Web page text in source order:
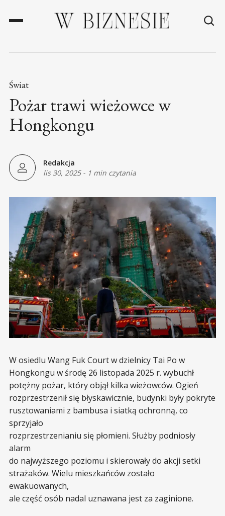
Świat
Pożar trawi wieżowce w
Hongkongu
Redakcja
lis 30, 2025- 1 min czytania
W osiedlu Wang Fuk Court w dzielnicy Tai Po w
Hongkongu w środę 26 listopada 2025 r. wybuchł
potężny pożar, który objął kilka wieżowców. Ogień
rozprzestrzenił się błyskawicznie, budynki były pokryte
rusztowaniami z bambusa i siatką ochronną, co
sprzyjało
rozprzestrzenianiu się płomieni. Służby podniosły
alarm
do najwyższego poziomu i skierowały do akcji setki
strażaków. Wielu mieszkańców zostało
ewakuowanych,
ale część osób nadal uznawana jest za zaginione.